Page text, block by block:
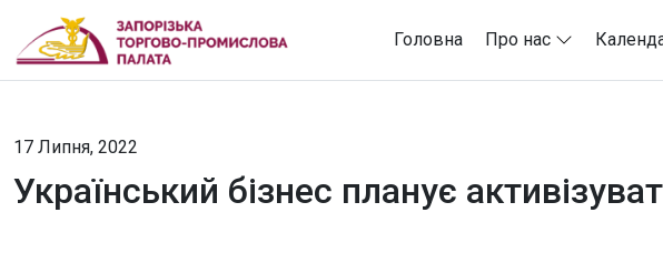
Головна Про нас
17 Липня, 2022
Український бізнес планує